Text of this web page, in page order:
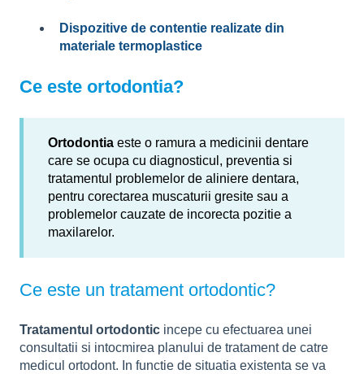
Dispozitive de contentie realizate din
materiale termoplastice
Ce este ortodontia?
Ortodontia este o ramura a medicinii dentare
care se ocupa cu diagnosticul, preventia si
tratamentul problemelor de aliniere dentara,
pentru corectarea muscaturii gresite sau a
problemelor cauzate de incorecta pozitie a
maxilarelor.
Ce este un tratament ortodontic?
Tratamentul ortodontic incepe cu efectuarea unei
consultatii si intocmirea planului de tratament de catre
medicul ortodont. In functie de situatia existenta se va